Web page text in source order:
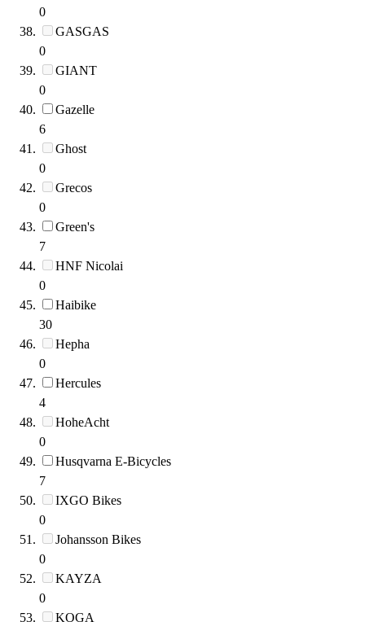
0
GASGAS
0
GIANT
0
Gazelle
6
Ghost
0
Grecos
0
Green's
7
HNF Nicolai
0
Haibike
30
Hepha
0
Hercules
4
HoheAcht
0
Husqvarna E-Bicycles
7
IXGO Bikes
0
Johansson Bikes
0
KAYZA
0
KOGA